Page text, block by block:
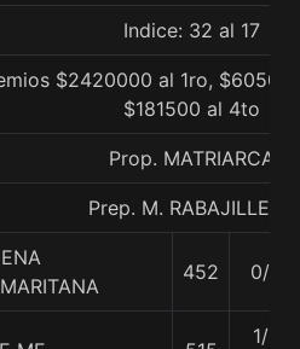
Indice: 32 al 17
$2420000 al 1ro,
$181500 al 4to
Prop. MATRIARCA
Prep. M. RABAJILLE D.
452 0/0
1/2